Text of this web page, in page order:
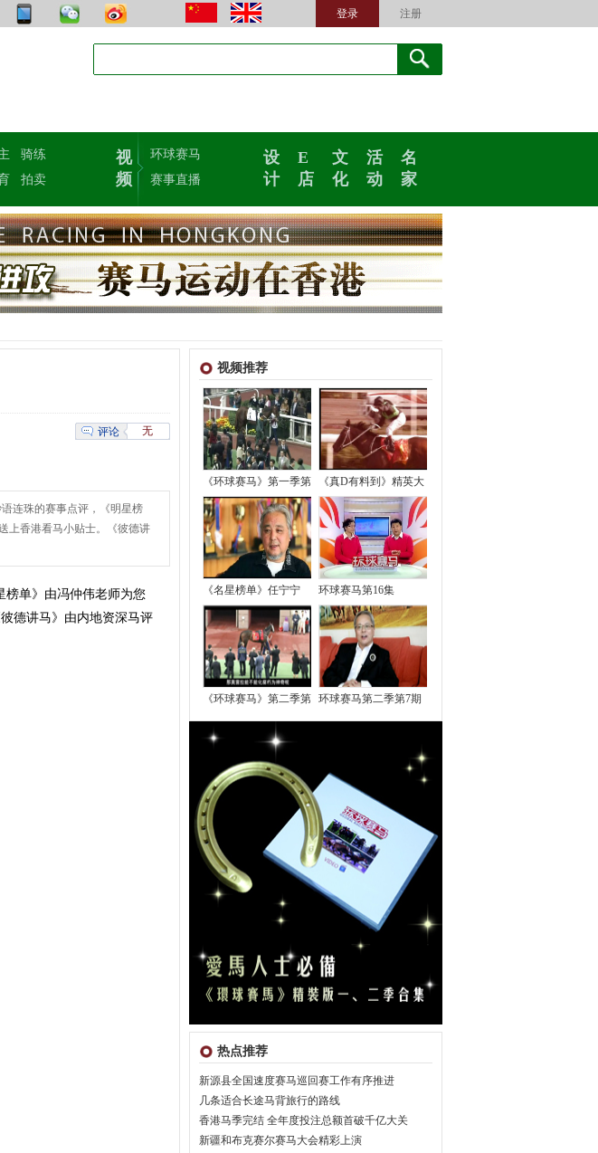
注册
登录
骑练
拍卖
视
频
环球赛马
赛事直播
设
计
E
店
文
化
活
动
名
家
视频推荐
《环球赛马》第一季第 《真D有料到》精英大
《名星榜单》任宁宁 环球赛马第16集
《环球赛马》第二季第 环球赛马第二季第7期
热点推荐
新源县全国速度赛马巡回赛工作有序推进
几条适合长途马背旅行的路线
香港马季完结 全年度投注总额首破千亿大关
新疆和布克赛尔赛马大会精彩上演
评论 无
连珠的赛事点评，《明星榜
上香港看马小贴士。《彼德讲
单》由冯仲伟老师为您
德讲马》由内地资深马评